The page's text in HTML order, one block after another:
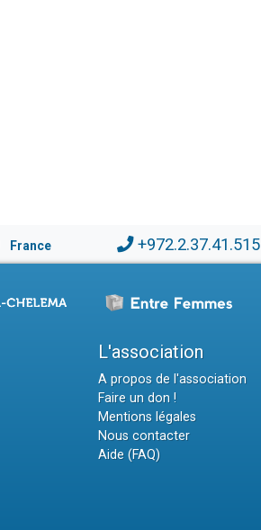
France +972.2.37.41.515
L'association
A propos de l'association
Faire un don !
Mentions légales
Nous contacter
Aide (FAQ)